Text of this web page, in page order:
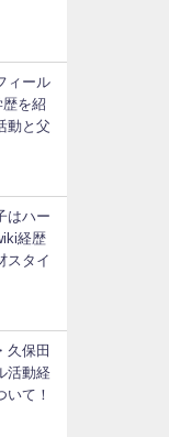
ィール
を紹
動と父
はハー
経歴
スタイ
久保田
活動経
いて！